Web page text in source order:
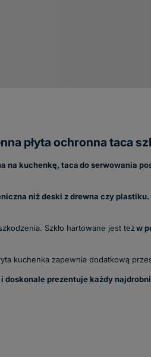
płyta ochronna taca
na kuchenkę, tacado serwowania
niż deski z drewna czy plastiku.
Szkło hartowane jest teżw
kuchenka zapewnia dodatkową
prezentuje każdy